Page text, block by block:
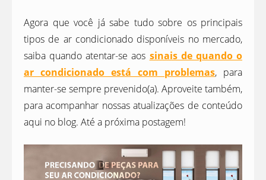
Agora que você já sabe tudo sobre os principais
tipos de ar condicionado disponíveis no mercado,
saiba quando atentar-se aos sinais de quando o
ar condicionado está com problemas, para
manter-se sempre prevenido(a). Aproveite também,
para acompanhar nossas atualizações de conteúdo
aqui no blog. Até a próxima postagem!